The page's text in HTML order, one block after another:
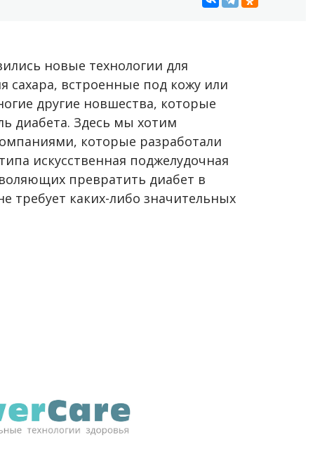
новые технологии для
сахара, встроенные под кожу или
другие новшества, которые
диабета. Здесь мы хотим
которые разработали
искусственная поджелудочная
превратить диабет в
требует каких-либо значительных